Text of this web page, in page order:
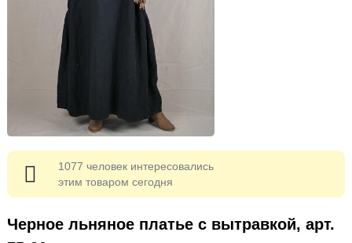
Черное льняное платье с вытравкой, арт.
1077 человек интересовались
этим товаром сегодня